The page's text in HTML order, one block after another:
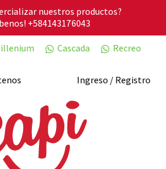
nuestros productos?
+584143176043
Cascada Recreo
Ingreso / Registro